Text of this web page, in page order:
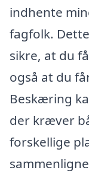
indhente
fagfolk.
sikre, at du
også at du
Beskæring
der kræver
forskellige